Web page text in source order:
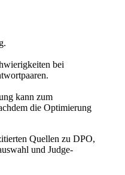
bei
kann zum
die Optimierung
Quellen zu DPO,
und Judge-